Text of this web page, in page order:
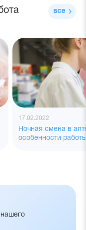
все
17.02.2022
Ночная смена в
особенности
нашего